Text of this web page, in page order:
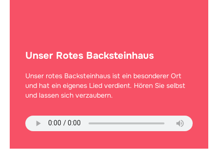
Unser Rotes Backsteinhaus
Unser rotes Backsteinhaus ist ein besonderer Ort
und hat ein eigenes Lied verdient. Hören Sie selbst
und lassen sich verzaubern.